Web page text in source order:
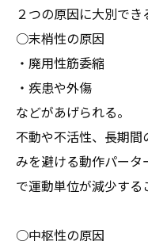
２つの原因に大別でき
○末梢性の原因
・廃用性筋委縮
・疾患や外傷
などがあげられる。
不動や不活性、長期間
みを避ける動作パー
で運動単位が減少す
○中枢性の原因